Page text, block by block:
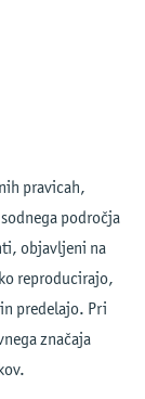
pravicah,
področja
objavljeni na
reproducirajo,
predelajo. Pri
značaja